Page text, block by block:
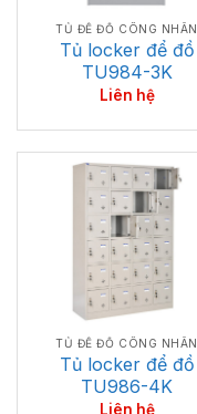
TỦ ĐỂ ĐỒ CÔNG NHÂN
Tủ locker để đồ
TU984-3K
Liên hệ
TỦ ĐỂ ĐỒ CÔNG NHÂN
Tủ locker để đồ
TU986-4K
Liên hệ